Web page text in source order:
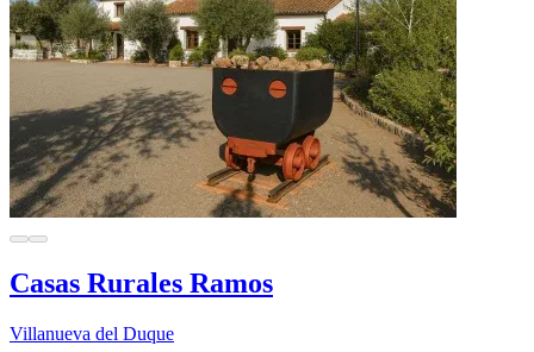
Casas Rurales Ramos
Villanueva del Duque